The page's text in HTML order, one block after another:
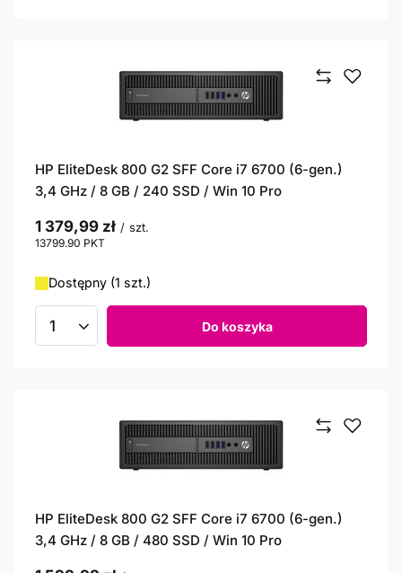
HP EliteDesk 800 G2 SFF Core i7 6700 (6-gen.)
3,4 GHz / 8 GB / 240 SSD / Win 10 Pro
1 379,99 zł / szt.
13799.90 PKT
Dostępny (1 szt.)
Ilość produktów Do koszyka
HP EliteDesk 800 G2 SFF Core i7 6700 (6-gen.)
3,4 GHz / 8 GB / 480 SSD / Win 10 Pro